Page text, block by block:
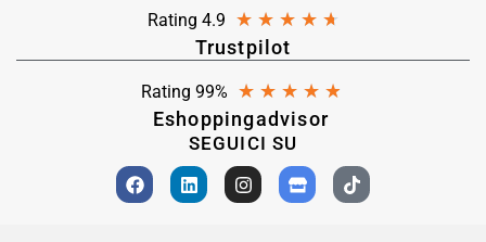
Rating 4.9 ★ ★ ★ ★ ★
Trustpilot
Rating 99% ★ ★ ★ ★ ★
Eshoppingadvisor
SEGUICI SU